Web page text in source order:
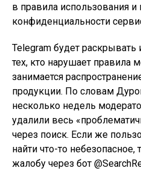
в правила использования и
конфиденциальности
Telegram будет
тех, кто нарушает правила
занимается
продукции. По словам
несколько недель
удалили весь
через поиск. Если же
найти что-то
жалобу через бот